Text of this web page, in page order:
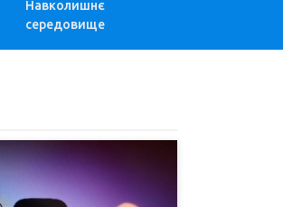
Навколишнє
середовище